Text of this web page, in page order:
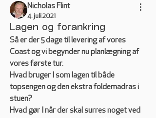
Nicholas Flint
4. juli 2021
Lagen og forankring
Så er der 5 dage til levering af vores
Coast og vi begynder nu planlægning af
vores første tur.
Hvad bruger I som lagen til både
topsengen og den ekstra foldemadras i
stuen?
Hvad gør I når der skal surres noget ved